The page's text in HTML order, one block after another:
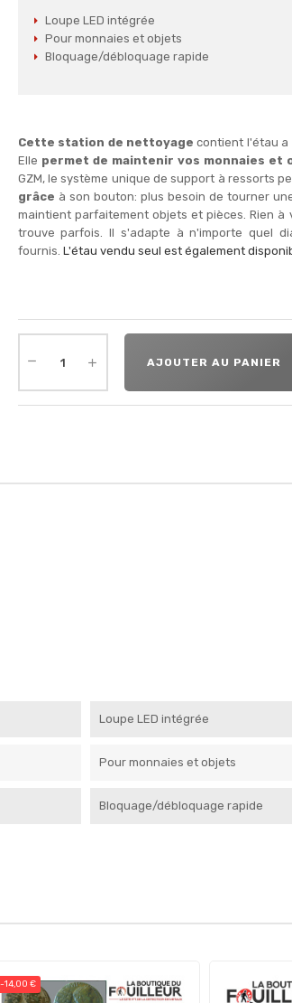
Loupe LED intégrée
Pour monnaies et objets
Bloquage/débloquage rapide
Cette station de nettoyage contient l'étau a
Elle permet de maintenir vos monnaies et
GZM, le système unique de support à ressorts
grâce à son bouton: plus besoin de tourner
maintient parfaitement objets et pièces. Rien
trouve parfois. Il s'adapte à n'importe quel
fournis. L'étau vendu seul est également
AJOUTER AU PANIER
Loupe LED intégrée
Pour monnaies et objets
Bloquage/débloquage rapide
-14,00 €